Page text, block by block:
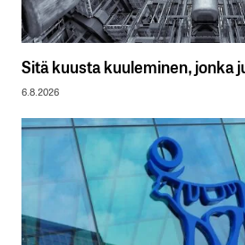
Sitä kuusta kuuleminen, jonka
6.8.2026